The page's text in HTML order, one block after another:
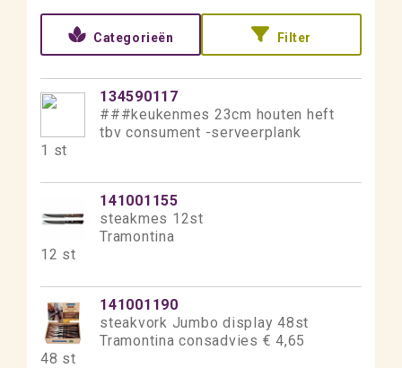
Categorieën Filter
134590117
###keukenmes 23cm houten heft
tbv consument -serveerplank
1 st
141001155
steakmes 12st
Tramontina
12 st
141001190
steakvork Jumbo display 48st
Tramontina consadvies € 4,65
48 st